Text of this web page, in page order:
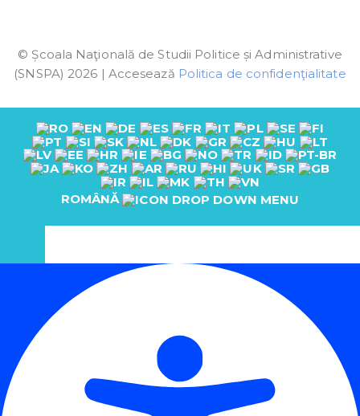
© Școala Naţională de Studii Politice și Administrative
(SNSPA) 2026 | Accesează Politica de confidenţialitate
ROMÂNĂ